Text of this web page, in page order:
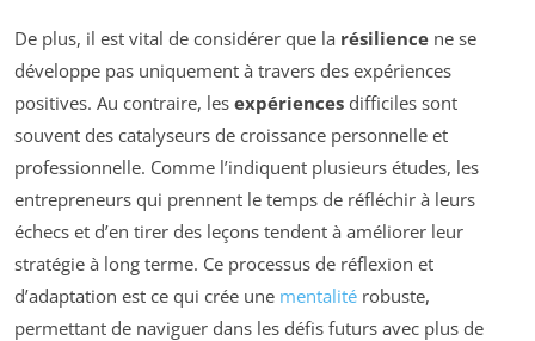
De plus, il est vital de considérer que la résilience ne se
développe pas uniquement à travers des expériences
positives. Au contraire, les expériences difficiles sont
souvent des catalyseurs de croissance personnelle et
professionnelle. Comme l’indiquent plusieurs études, les
entrepreneurs qui prennent le temps de réfléchir à leurs
échecs et d’en tirer des leçons tendent à améliorer leur
stratégie à long terme. Ce processus de réflexion et
d’adaptation est ce qui crée une mentalité robuste,
permettant de naviguer dans les défis futurs avec plus de